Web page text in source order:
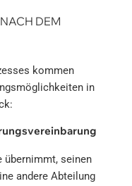
DEM
kommen
in
übernimmt, seinen
andere Abteilung